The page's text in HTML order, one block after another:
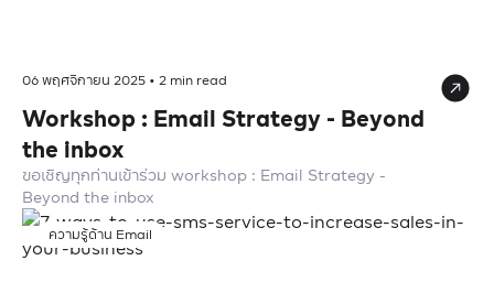
06 พฤศจิกายน 2025 • 2 min read
Workshop : Email Strategy - Beyond
the inbox
ขอเชิญทุกท่านเข้าร่วม workshop : Email Strategy -
Beyond the inbox
ความรู้ด้าน Email